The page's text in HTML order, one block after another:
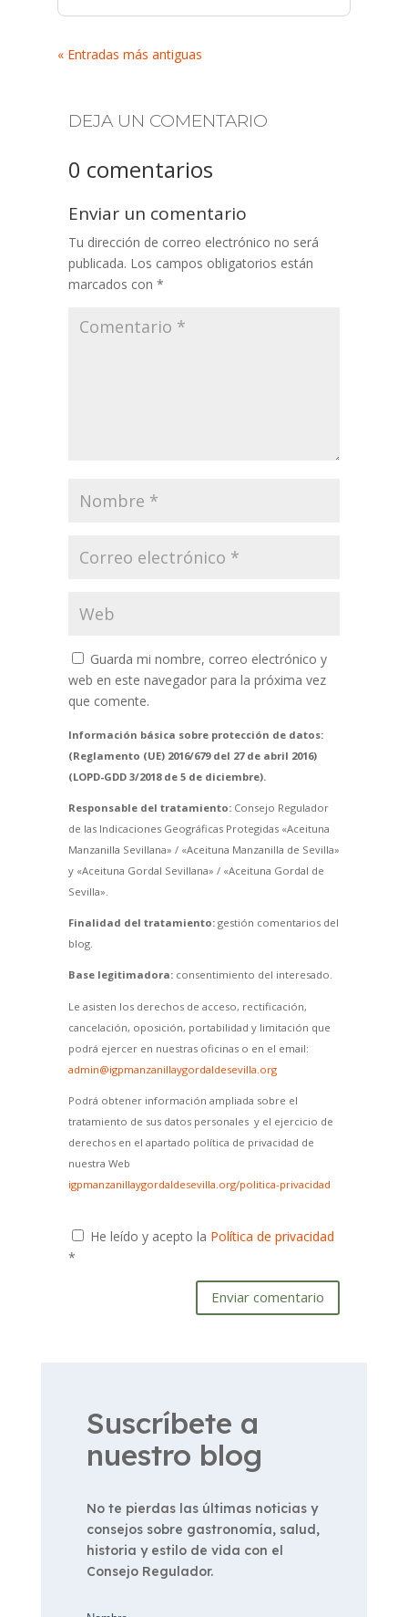
« Entradas más antiguas
DEJA UN COMENTARIO
0 comentarios
Enviar un comentario
Tu dirección de correo electrónico no será
publicada. Los campos obligatorios están
marcados con *
Guarda mi nombre, correo electrónico y
web en este navegador para la próxima vez
que comente.
Información básica sobre protección de datos:
(Reglamento (UE) 2016/679 del 27 de abril 2016)
(LOPD-GDD 3/2018 de 5 de diciembre).
Responsable del tratamiento:Consejo Regulador
de las Indicaciones Geográficas Protegidas «Aceituna
Manzanilla Sevillana» / «Aceituna Manzanilla de Sevilla»
y «Aceituna Gordal Sevillana» / «Aceituna Gordal de
Sevilla».
Finalidad del tratamiento:gestión comentarios del
blog.
Base legitimadora:consentimiento del interesado.
Le asisten los derechos de acceso, rectificación,
cancelación, oposición, portabilidad y limitación que
podrá ejercer en nuestras oficinas o en el email:
admin@igpmanzanillaygordaldesevilla.org
Podrá obtener información ampliada sobre el
tratamiento de sus datos personales y el ejercicio de
derechos en el apartado política de privacidad de
nuestra Web
igpmanzanillaygordaldesevilla.org/politica-privacidad
He leído y acepto la Política de privacidad
*
Enviar comentario
Suscríbete a
nuestro blog
No te pierdas las últimas noticias y
consejos sobre gastronomía, salud,
historia y estilo de vida con el
Consejo Regulador.